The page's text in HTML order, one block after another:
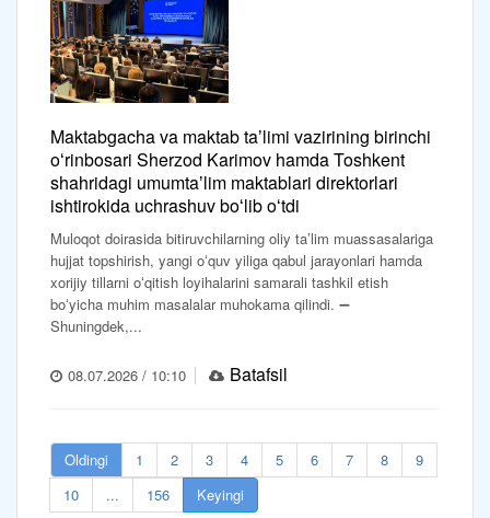
Maktabgacha va maktab taʼlimi vazirining birinchi
oʻrinbosari Sherzod Karimov hamda Toshkent
shahridagi umumtaʼlim maktablari direktorlari
ishtirokida uchrashuv boʻlib oʻtdi
Muloqot doirasida bitiruvchilarning oliy taʼlim muassasalariga
hujjat topshirish, yangi oʻquv yiliga qabul jarayonlari hamda
xorijiy tillarni oʻqitish loyihalarini samarali tashkil etish
boʻyicha muhim masalalar muhokama qilindi. ➖
Shuningdek,...
08.07.2026 / 10:10 Batafsil
Oldingi 1 2 3 4 5 6 7 8
9
10
... 156 Keyingi